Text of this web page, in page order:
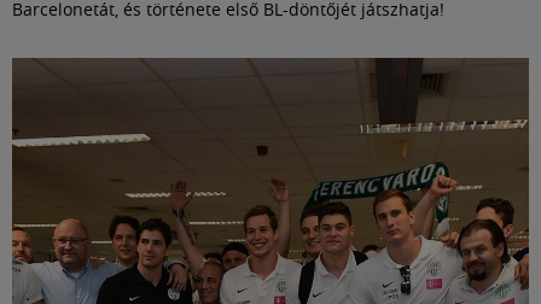
Barcelonetát, és története első BL-döntőjét játszhatja!